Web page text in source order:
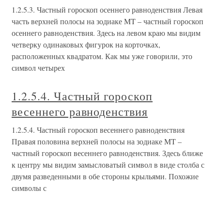
1.2.5.3. Частный гороскоп осеннего равноденствия Левая
часть верхней полосы на зодиаке MT – частный гороскоп
осеннего равноденствия. Здесь на левом краю мы видим
четверку одинаковых фигурок на корточках,
расположенных квадратом. Как мы уже говорили, это
символ четырех
1.2.5.4. Частный гороскоп
весеннего равноденствия
1.2.5.4. Частный гороскоп весеннего равноденствия
Правая половина верхней полосы на зодиаке MT –
частный гороскоп весеннего равноденствия. Здесь ближе
к центру мы видим замысловатый символ в виде столба с
двумя разведенными в обе стороны крыльями. Похожие
символы с